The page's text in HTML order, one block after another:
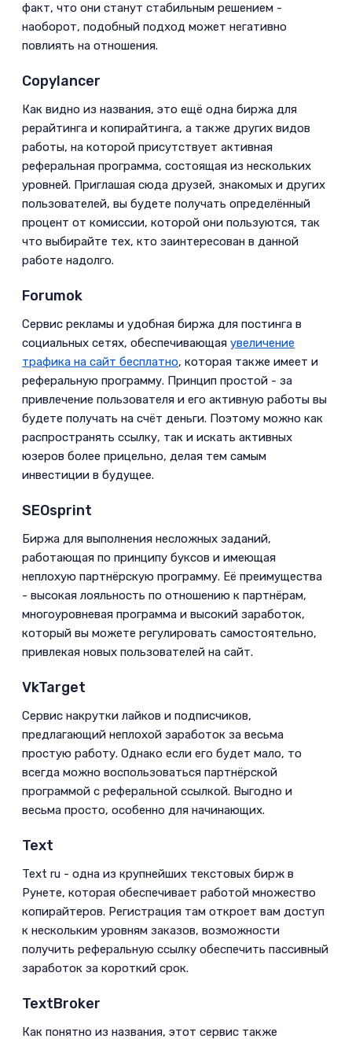
факт, что они станут стабильным решением -
наоборот, подобный подход может негативно
повлиять на отношения.­
Copylancer­
Как видно из названия, это ещё одна биржа для
рерайтинга и копирайтинга, а также других видов
работы, на которой присутствует активная
реферальная программа, состоящая из нескольких
уровней. Приглашая сюда друзей, знакомых и других
пользователей, вы будете получать определённый
процент от комиссии, которой они пользуются, так
что выбирайте тех, кто заинтересован в данной
работе надолго.­
Forumok­
Сервис рекламы и удобная биржа для постинга в
социальных сетях, обеспечивающая увеличение
трафика на сайт бесплатно, которая также имеет и
реферальную программу. Принцип простой - за
привлечение пользователя и его активную работы вы
будете получать на счёт деньги. Поэтому можно как
распространять ссылку, так и искать активных
юзеров более прицельно, делая тем самым
инвестиции в будущее.­
SEOsprint­
Биржа для выполнения несложных заданий,
работающая по принципу буксов и имеющая
неплохую партнёрскую программу. Её преимущества
- высокая лояльность по отношению к партнёрам,
многоуровневая программа и высокий заработок,
который вы можете регулировать самостоятельно,
привлекая новых пользователей на сайт.­
VkTarget­
Сервис накрутки лайков и подписчиков,
предлагающий неплохой заработок за весьма
простую работу. Однако если его будет мало, то
всегда можно воспользоваться партнёрской
программой с реферальной ссылкой. Выгодно и
весьма просто, особенно для начинающих.­
Text­
Text ru - одна из крупнейших текстовых бирж в
Рунете, которая обеспечивает работой множество
копирайтеров. Регистрация там откроет вам доступ
к нескольким уровням заказов, возможности
получить реферальную ссылку обеспечить пассивный
заработок за короткий срок.­
TextBroker­
Как понятно из названия, этот сервис также